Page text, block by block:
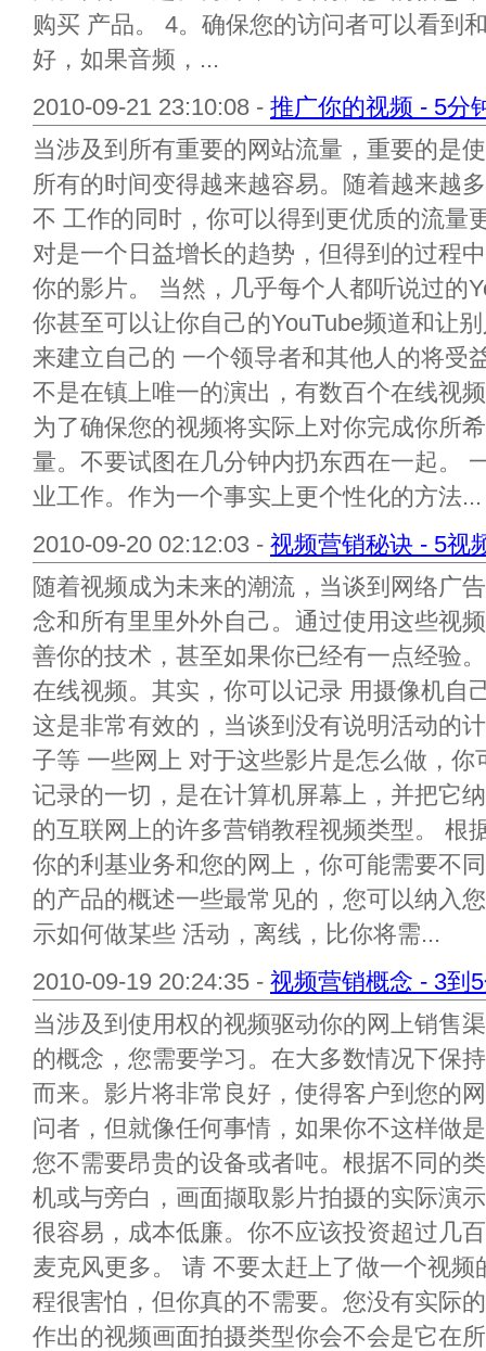
购买 产品。 4。确保您的访问者可以看到
好，如果音频，...
2010-09-21 23:10:08 - 推广你的视频 - 5分
当涉及到所有重要的网站流量，重要的是
所有的时间变得越来越容易。随着越来越
不 工作的同时，你可以得到更优质的流量
对是一个日益增长的趋势，但得到的过程
你的影片。 当然，几乎每个人都听说过的
你甚至可以让你自己的YouTube频道和让
来建立自己的 一个领导者和其他人的将受
不是在镇上唯一的演出，有数百个在线视
为了确保您的视频将实际上对你完成你所
量。不要试图在几分钟内扔东西在一起。
业工作。作为一个事实上更个性化的方法...
2010-09-20 02:12:03 - 视频营销秘诀 - 5视
随着视频成为未来的潮流，当谈到网络广
念和所有里里外外自己。通过使用这些视
善你的技术，甚至如果你已经有一点经验
在线视频。其实，你可以记录 用摄像机自
这是非常有效的，当谈到没有说明活动的
子等 一些网上 对于这些影片是怎么做，
记录的一切，是在计算机屏幕上，并把它
的互联网上的许多营销教程视频类型。 根
你的利基业务和您的网上，你可能需要不
的产品的概述一些最常见的，您可以纳入
示如何做某些 活动，离线，比你将需...
2010-09-19 20:24:35 - 视频营销概念 - 3到
当涉及到使用权的视频驱动你的网上销售
的概念，您需要学习。在大多数情况下保
而来。影片将非常良好，使得客户到您的
问者，但就像任何事情，如果你不这样做
您不需要昂贵的设备或者吨。根据不同的
机或与旁白，画面撷取影片拍摄的实际演
很容易，成本低廉。你不应该投资超过几
麦克风更多。 请 不要太赶上了做一个视
程很害怕，但你真的不需要。您没有实际
作出的视频画面拍摄类型你会不会是它在